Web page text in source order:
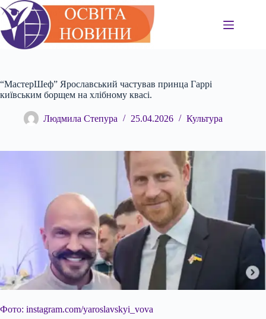
Перейти
до
вмісту
“МастерШеф” Ярославський частував принца Гаррі
київським борщем на хлібному квасі.
Людмила Степура 25.04.2026 Культура
Фото: instagram.com/yaroslavskyi_vova